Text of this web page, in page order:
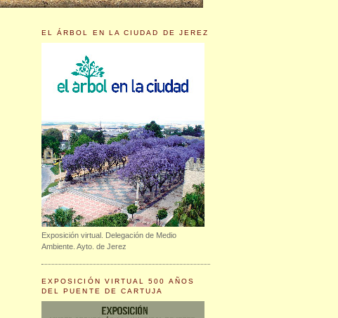
EL ÁRBOL EN LA CIUDAD DE JEREZ
Exposición virtual. Delegación de Medio
Ambiente. Ayto. de Jerez
EXPOSICIÓN VIRTUAL 500 AÑOS
DEL PUENTE DE CARTUJA